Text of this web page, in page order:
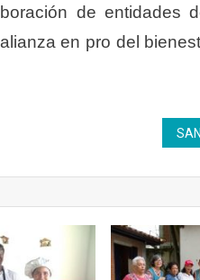
de entidades
en pro del